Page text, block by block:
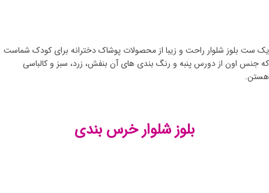
یک ست بلوز شلوار راحت و زیبا از محصولات پوشاک دخترانه برای کودک شماست
که جنس اون از دورس پنبه و رنگ بندی های آن بنفش، زرد، سبز و کالباسی
هستن.
بلوز شلوار خرس بندی